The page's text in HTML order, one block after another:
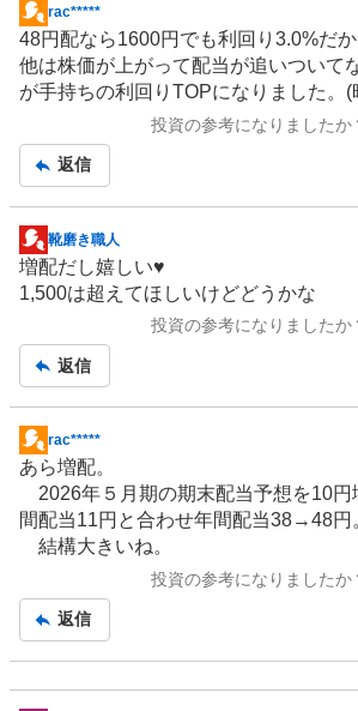
掲
示
板
記
rac*****
48円配なら1600円でも利回り3.0%だか
他は株価が上がって配当が追いついて
が手持ちの利回りTOPになりました。
投資の参考になりましたか
返信
掲
示
板
靴磨き職人
増配だし嬉しい♥️
1,500は超えてほしいけどどうかな
投資の参考になりましたか
返信
掲
示
記
rac*****
あら増配。
2026年５月期の期末配当予想を10
間配当11円と合わせ年間配当38→48円
結構大きいね。
投資の参考になりましたか
返信